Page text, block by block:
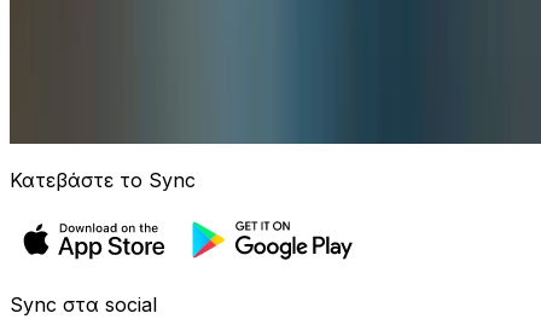
Κατεβάστε το Sync
Sync στα social